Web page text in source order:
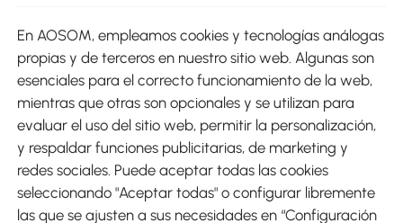
Métodos de Pago
Envíos
En AOSOM, empleamos cookies y tecnologías análogas
propias y de terceros en nuestro sitio web. Algunas son
esenciales para el correcto funcionamiento de la web,
mientras que otras son opcionales y se utilizan para
evaluar el uso del sitio web, permitir la personalización,
y respaldar funciones publicitarias, de marketing y
redes sociales. Puede aceptar todas las cookies
seleccionando "Aceptar todas" o configurar libremente
las que se ajusten a sus necesidades en “Configuración